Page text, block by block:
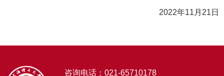
2022年11 月 21 日
咨询电话：021-65710178